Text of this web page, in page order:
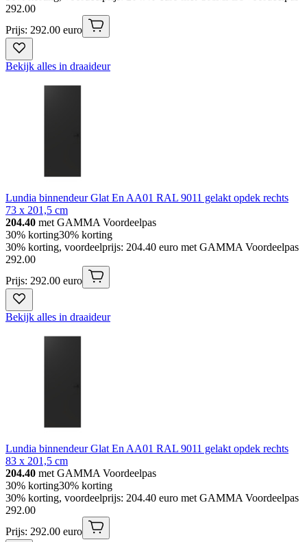
292.00
Prijs: 292.00 euro
Bekijk alles in draaideur
Lundia binnendeur Glat En AA01 RAL 9011 gelakt opdek rechts
73 x 201,5 cm
204.40 met GAMMA Voordeelpas
30% korting30% korting
30% korting, voordeelprijs: 204.40 euro met GAMMA Voordeelpas
292.00
Prijs: 292.00 euro
Bekijk alles in draaideur
Lundia binnendeur Glat En AA01 RAL 9011 gelakt opdek rechts
83 x 201,5 cm
204.40 met GAMMA Voordeelpas
30% korting30% korting
30% korting, voordeelprijs: 204.40 euro met GAMMA Voordeelpas
292.00
Prijs: 292.00 euro